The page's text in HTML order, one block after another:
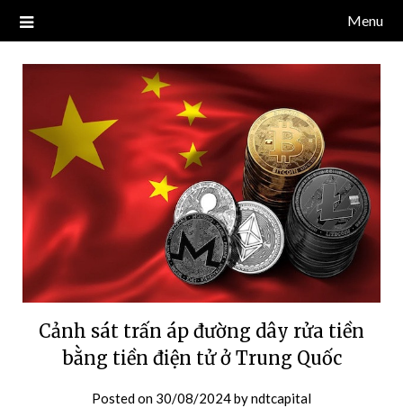
NDT CAPITAL | BLOG TIỀN
ĐIỆN TỬ CRYPTO
Blog về thị trường crypto, tiền điện tử, tiền mã hoá, công nghệ
blockchain.
Menu
Cảnh sát trấn áp đường dây rửa tiền
bằng tiền điện tử ở Trung Quốc
Posted on 30/08/2024byndtcapital